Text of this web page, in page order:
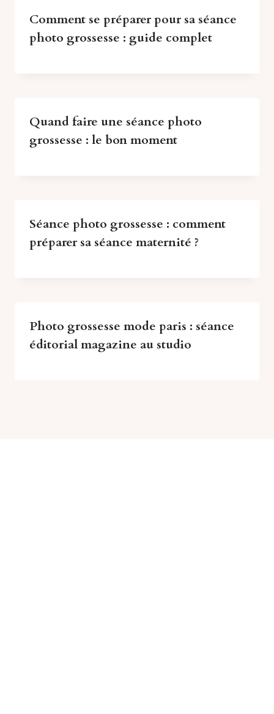
Comment se préparer pour sa séance
photo grossesse : guide complet
Quand faire une séance photo
grossesse : le bon moment
Séance photo grossesse : comment
préparer sa séance maternité ?
Photo grossesse mode paris : séance
éditorial magazine au studio